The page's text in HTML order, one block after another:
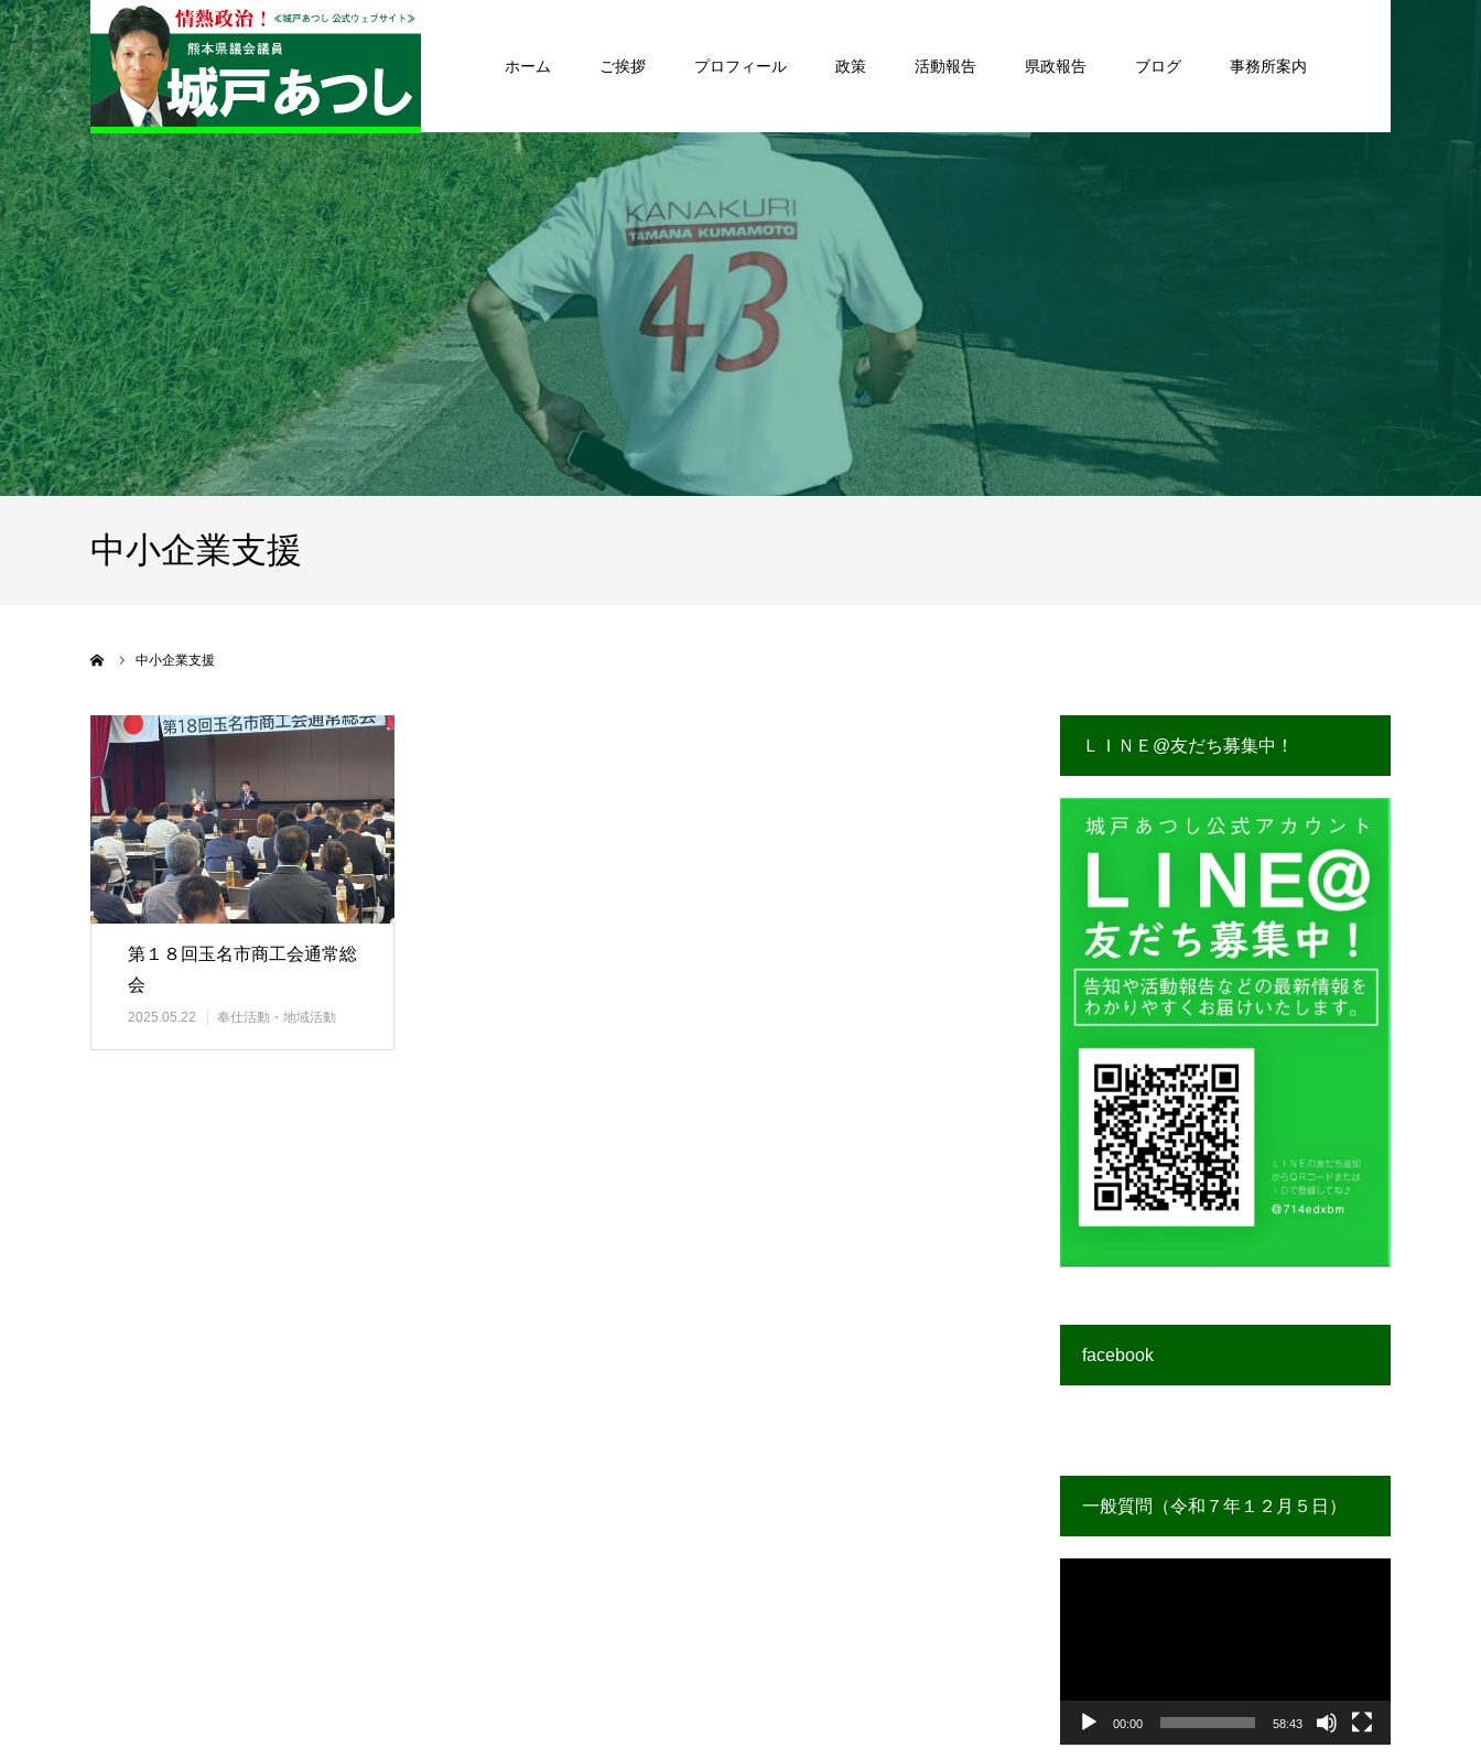
ホーム ご挨拶 プロフィール 政策 活動報告 県政報告 ブログ 事務所案内
中小企業支援
中小企業支援
第１８回玉名市商工会通常総
会
2025.05.22 奉仕活動・地域活動
ＬＩＮＥ@友だち募集中！
facebook
一般質問（令和７年１２月５日）
00:00 58:43